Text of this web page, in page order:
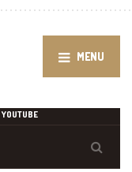
MENU
YOUTUBE